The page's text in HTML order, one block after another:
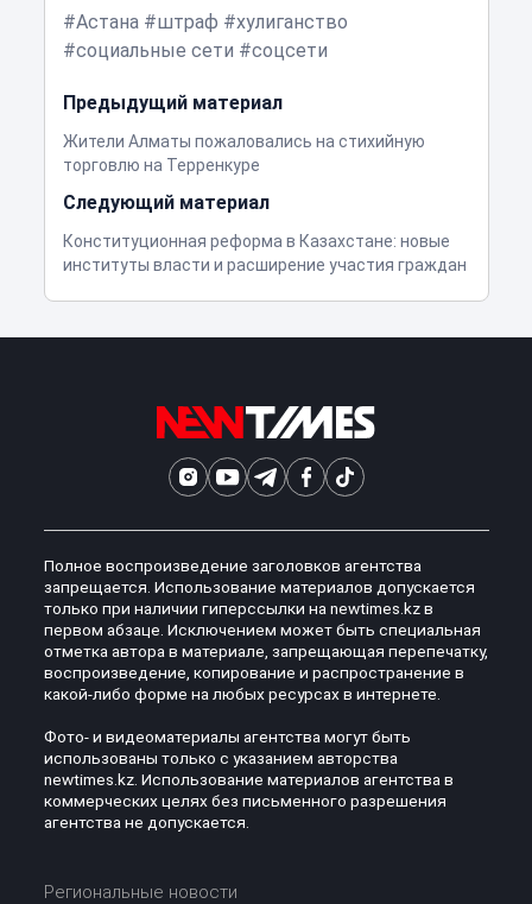
Астана
штраф
хулиганство
социальные сети
соцсети
Предыдущий материал
Жители Алматы пожаловались на стихийную
торговлю на Терренкуре
Следующий материал
Конституционная реформа в Казахстане: новые
институты власти и расширение участия граждан
Полное воспроизведение заголовков агентства
запрещается. Использование материалов допускается
только при наличии гиперссылки на newtimes.kz в
первом абзаце. Исключением может быть специальная
отметка автора в материале, запрещающая перепечатку,
воспроизведение, копирование и распространение в
какой-либо форме на любых ресурсах в интернете.
Фото- и видеоматериалы агентства могут быть
использованы только с указанием авторства
newtimes.kz. Использование материалов агентства в
коммерческих целях без письменного разрешения
агентства не допускается.
Региональные новости